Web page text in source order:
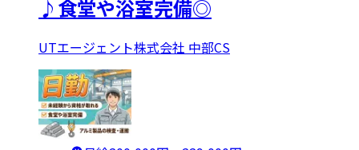
♪食堂や浴室完備◎
UTエージェント株式会社 中部CS